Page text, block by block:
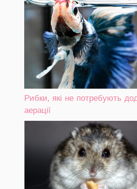
Рибки, які не потребують
аерації